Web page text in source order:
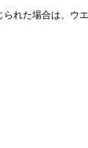
れた場合は、ウ